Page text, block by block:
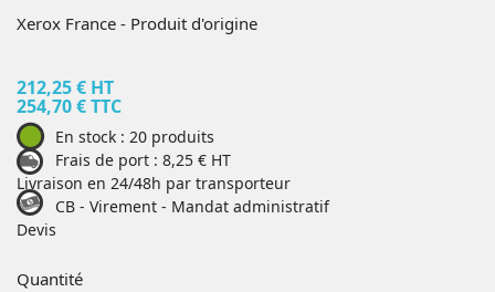
Xerox France - Produit d'origine
212,25 € HT
254,70 € TTC
En stock : 20 produits
Frais de port : 8,25 € HT
Livraison en 24/48h par transporteur
CB - Virement - Mandat administratif
Devis
Quantité